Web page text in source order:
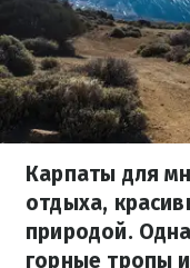
Карпаты для
отдыха,
природой.
горные тропы